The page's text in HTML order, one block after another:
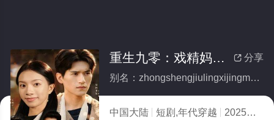
 分享
重生九零：戏精妈咪又去捡垃圾了(全集)
别名：zhongshengjiulingxijingmamiyouqujianlajiliao
中国大陆 短剧,年代穿越 2025
7.0